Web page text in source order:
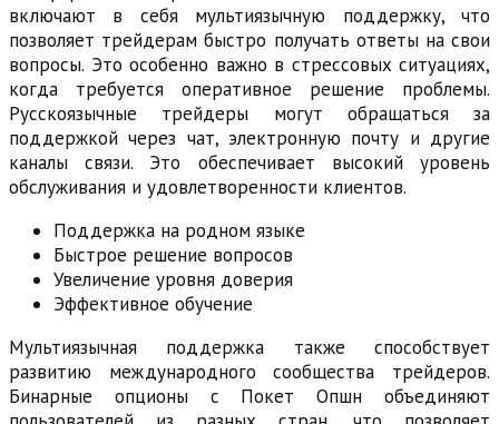
включают в себя мультиязычную поддержку, что
позволяет трейдерам быстро получать ответы на свои
вопросы. Это особенно важно в стрессовых ситуациях,
когда требуется оперативное решение проблемы.
Русскоязычные трейдеры могут обращаться за
поддержкой через чат, электронную почту и другие
каналы связи. Это обеспечивает высокий уровень
обслуживания и удовлетворенности клиентов.
Поддержка на родном языке
Быстрое решение вопросов
Увеличение уровня доверия
Эффективное обучение
Мультиязычная поддержка также способствует
развитию международного сообщества трейдеров.
Бинарные опционы с Покет Опшн объединяют